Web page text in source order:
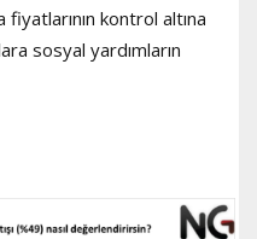
fiyatlarının kontrol altına
sosyal yardımların